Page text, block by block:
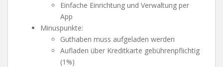
Einfache Einrichtung und Verwaltung per
App
Minuspunkte:
Guthaben muss aufgeladen werden
Aufladen über Kreditkarte gebührenpflichtig
(1%)